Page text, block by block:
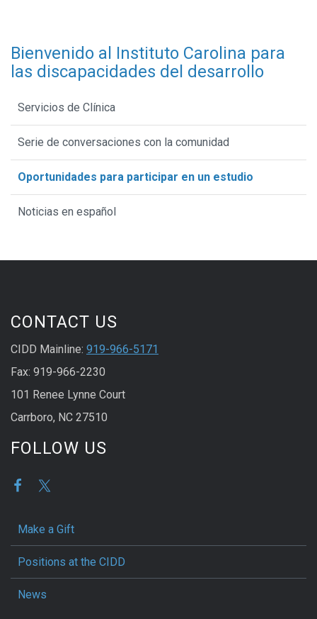
Bienvenido al Instituto Carolina para
las discapacidades del desarrollo
Servicios de Clínica
Serie de conversaciones con la comunidad
Oportunidades para participar en un estudio
Noticias en español
CONTACT US
CIDD Mainline: 919-966-5171
Fax: 919-966-2230
101 Renee Lynne Court
Carrboro, NC 27510
FOLLOW US
Make a Gift
Positions at the CIDD
News